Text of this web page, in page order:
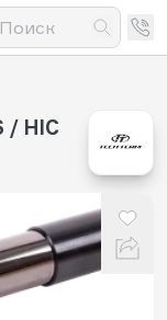
/ HIC